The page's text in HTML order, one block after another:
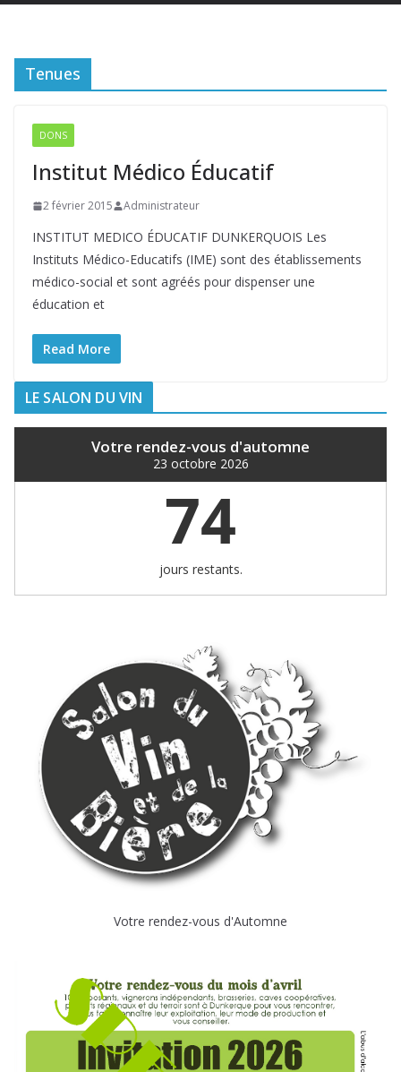
Tenues
DONS
Institut Médico Éducatif
2 février 2015 Administrateur
INSTITUT MEDICO ÉDUCATIF DUNKERQUOIS Les
Instituts Médico-Educatifs (IME) sont des établissements
médico-social et sont agréés pour dispenser une
éducation et
Read More
LE SALON DU VIN
Votre rendez-vous d'automne
23 octobre 2026
74
jours restants.
Votre rendez-vous d'Automne